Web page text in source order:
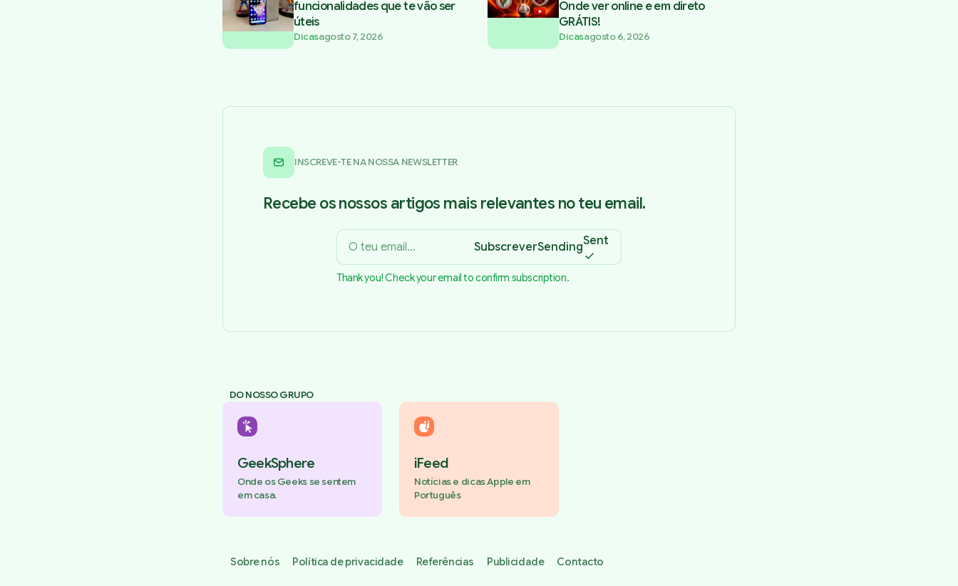
funcionalidades que te vão ser
úteis
Dicasagosto 7, 2026
Onde ver online e em direto
GRÁTIS!
Dicasagosto 6, 2026
INSCREVE-TE NA NOSSA NEWSLETTER
Recebe os nossos artigos mais relevantes no teu email.
SubscreverSendingSent
Thank you! Check your email to confirm subscription.
DO NOSSO GRUPO
GeekSphere
Onde os Geeks se sentem
em casa.
iFeed
Notícias e dicas Apple em
Português
Sobre nós Política de privacidade Referências Publicidade Contacto